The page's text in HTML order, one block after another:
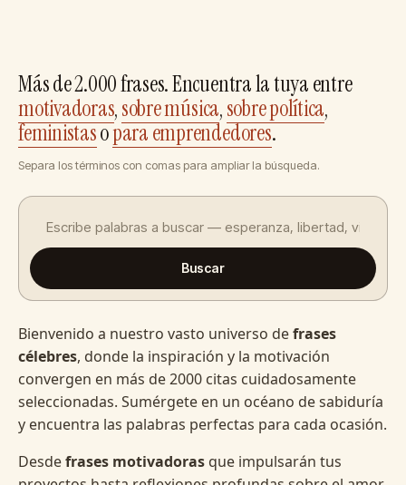
Más de 2.000 frases. Encuentra la tuya entre
motivadoras,sobre música,sobre política,
feministasopara emprendedores.
Separa los términos con comas para ampliar la búsqueda.
Buscar
Bienvenido a nuestro vasto universo defrases
célebres, donde la inspiración y la motivación
convergen en más de 2000 citas cuidadosamente
seleccionadas. Sumérgete en un océano de sabiduría
y encuentra las palabras perfectas para cada ocasión.
Desdefrases motivadoras que impulsarán tus